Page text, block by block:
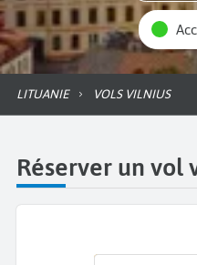
LITUANIE VOLS VILNIUS
Réserver un vol